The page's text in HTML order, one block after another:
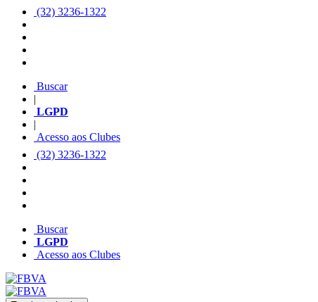
(32) 3236-1322
Buscar
|
LGPD
|
Acesso aos Clubes
(32) 3236-1322
Buscar
LGPD
Acesso aos Clubes